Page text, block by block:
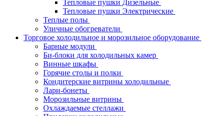
Тепловые пушки Дизельные
Тепловые пушки Электрические
Теплые полы
Уличные обогреватели
Торговое холодильное и морозильное оборудование
Барные модули
Би-блоки для холодильных камер
Винные шкафы
Горячие столы и полки
Кондитерские витрины холодильные
Лари-бонеты
Морозильные витрины
Охлаждаемые стеллажи